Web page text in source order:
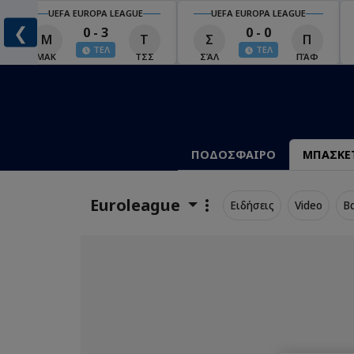
❮
UEFA EUROPA LEAGUE
Μ
ΜΑΚ
0 - 3
ΤΕΛ
Τ
ΤΣΣ
UEFA EUROPA LEAGUE
Σ
ΣΆΛ
0 - 0
ΤΕΛ
Π
ΠΆΦ
ΠΟΔΟΣΦΑΙΡΟ
Euroleague Ειδήσεις Video